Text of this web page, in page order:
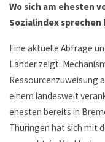
Wo sich am ehesten
Sozialindex sprechen
Eine aktuelle Abfrage
Länder zeigt:
Ressourcenzuweisung
einem landesweit
ehesten bereits in
Thüringen hat sich mit